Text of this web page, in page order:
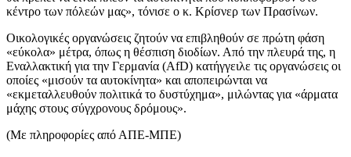
κέντρο των πόλεών μας», τόνισε ο κ. Κρίσνερ των Πρασίνων.
Οικολογικές οργανώσεις ζητούν να επιβληθούν σε πρώτη φάση
«εύκολα» μέτρα, όπως η θέσπιση διοδίων. Από την πλευρά της, η
Εναλλακτική για την Γερμανία (AfD) κατήγγειλε τις οργανώσεις οι
οποίες «μισούν τα αυτοκίνητα» και αποπειρώνται να
«εκμεταλλευθούν πολιτικά το δυστύχημα», μιλώντας για «άρματα
μάχης στους σύγχρονους δρόμους».
(Mε πληροφορίες από ΑΠΕ-ΜΠΕ)